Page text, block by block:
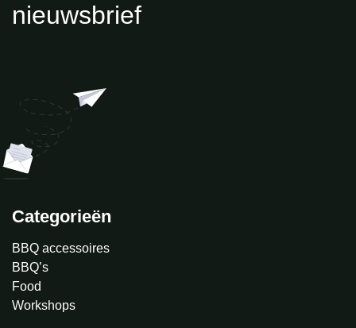
nieuwsbrief
Categorieën
BBQ accessoires
BBQ’s
Food
Workshops